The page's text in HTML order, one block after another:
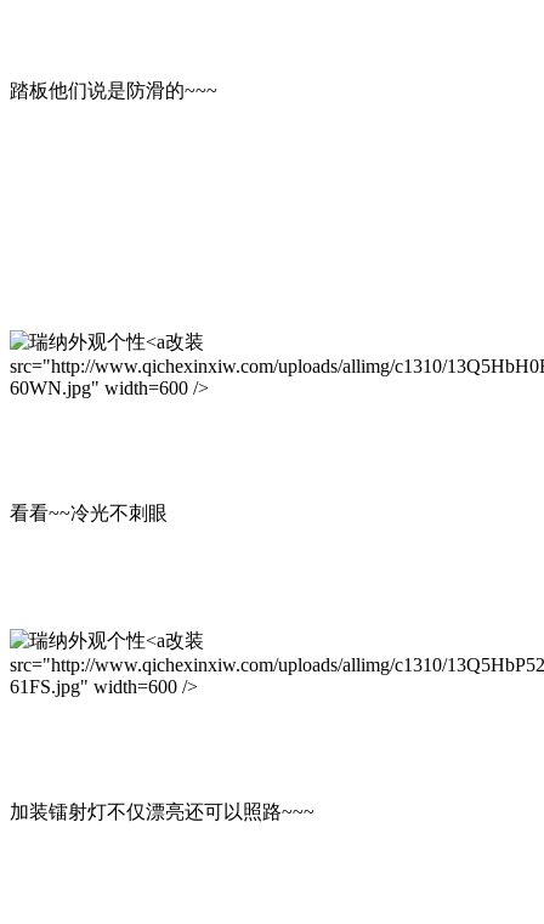
踏板他们说是防滑的~~~
改装
src="http://www.qichexinxiw.com/uploads/allimg/c1310/
60WN.jpg" width=600 />
看看~~冷光不刺眼
改装
src="http://www.qichexinxiw.com/uploads/allimg/c1310/
61FS.jpg" width=600 />
加装镭射灯不仅漂亮还可以照路~~~